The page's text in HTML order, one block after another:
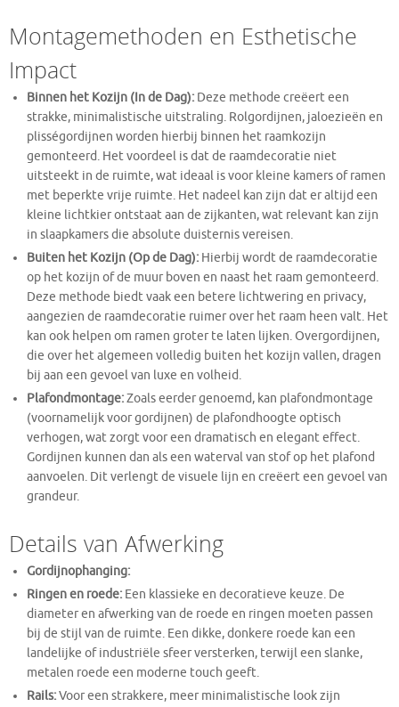
Montagemethoden en Esthetische
Impact
Binnen het Kozijn (In de Dag): Deze methode creëert een
strakke, minimalistische uitstraling. Rolgordijnen, jaloezieën en
plisségordijnen worden hierbij binnen het raamkozijn
gemonteerd. Het voordeel is dat de raamdecoratie niet
uitsteekt in de ruimte, wat ideaal is voor kleine kamers of ramen
met beperkte vrije ruimte. Het nadeel kan zijn dat er altijd een
kleine lichtkier ontstaat aan de zijkanten, wat relevant kan zijn
in slaapkamers die absolute duisternis vereisen.
Buiten het Kozijn (Op de Dag): Hierbij wordt de raamdecoratie
op het kozijn of de muur boven en naast het raam gemonteerd.
Deze methode biedt vaak een betere lichtwering en privacy,
aangezien de raamdecoratie ruimer over het raam heen valt. Het
kan ook helpen om ramen groter te laten lijken. Overgordijnen,
die over het algemeen volledig buiten het kozijn vallen, dragen
bij aan een gevoel van luxe en volheid.
Plafondmontage:Zoals eerder genoemd, kan plafondmontage
(voornamelijk voor gordijnen) de plafondhoogte optisch
verhogen, wat zorgt voor een dramatisch en elegant effect.
Gordijnen kunnen dan als een waterval van stof op het plafond
aanvoelen. Dit verlengt de visuele lijn en creëert een gevoel van
grandeur.
Details van Afwerking
Gordijnophanging:
Ringen en roede: Een klassieke en decoratieve keuze. De
diameter en afwerking van de roede en ringen moeten passen
bij de stijl van de ruimte. Een dikke, donkere roede kan een
landelijke of industriële sfeer versterken, terwijl een slanke,
metalen roede een moderne touch geeft.
Rails:Voor een strakkere, meer minimalistische look zijn